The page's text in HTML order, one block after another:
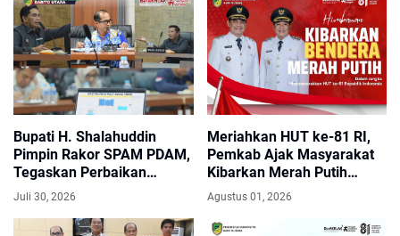
Bupati H. Shalahuddin
Pimpin Rakor SPAM PDAM,
Tegaskan Perbaikan
Jaringan Rusak dan
Penambahan Kapasitas Air
50 Liter per Detik
Juli 30, 2026
Meriahkan HUT ke-81 RI,
Pemkab Ajak Masyarakat
Kibarkan Merah Putih
Sepanjang Agustus
Agustus 01, 2026